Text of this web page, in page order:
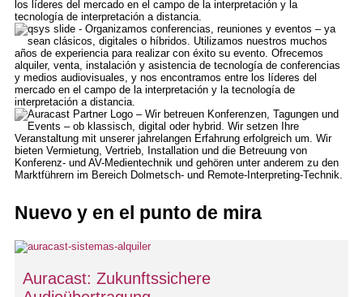
Nuevo y en el punto de mira
Auracast: Zukunftssichere